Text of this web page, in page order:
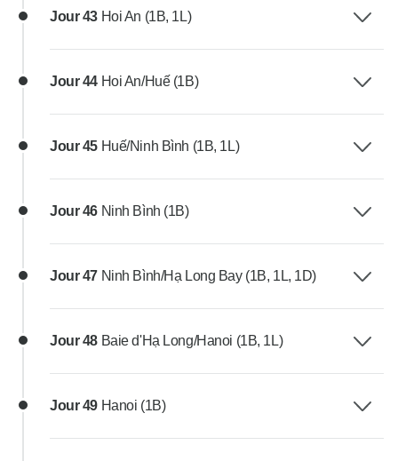
Jour 43 Hoi An (1B, 1L)
Jour 44 Hoi An/Huế (1B)
Jour 45 Huế/Ninh Bình (1B, 1L)
Jour 46 Ninh Bình (1B)
Jour 47 Ninh Bình/Hạ Long Bay (1B, 1L, 1D)
Jour 48 Baie d'Hạ Long/Hanoi (1B, 1L)
Jour 49 Hanoi (1B)